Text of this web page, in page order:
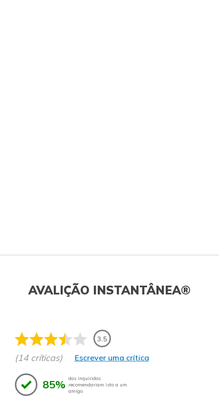
AVALIÇÃO INSTANTÂNEA®
3.5
(14 críticas) Escrever uma crítica
85% dos inquiridos
recomendariam isto a um
amigo.